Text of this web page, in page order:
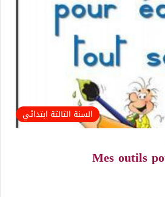
السنة الثالثة ابتدائي
Mes outils